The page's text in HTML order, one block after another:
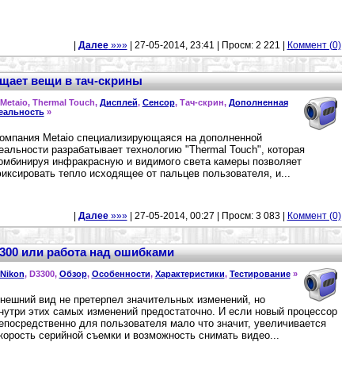
Далее»»»| 27-05-2014, 23:41 | Просм: 2 221 | Коммент (0)
вещи в тач-скрины
Thermal Touch, Дисплей, Сенсор, Тач-скрин, Дополненная
»
Metaio специализирующаяся на дополненной
разрабатывает технологию "Thermal Touch", которая
инфракрасную и видимого света камеры позволяет
тепло исходящее от пальцев пользователя, и...
Далее»»»| 27-05-2014, 00:27 | Просм: 3 083 | Коммент (0)
или работа над ошибками
Nikon, D3300, Обзор, Особенности, Характеристики, Тестирование»
вид не претерпел значительных изменений, но
этих самых изменений предостаточно. И если новый процессор
для пользователя мало что значит, увеличивается
серийной съемки и возможность снимать видео...